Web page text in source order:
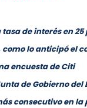
de interés en 25
como lo anticipó el
encuesta de Citi
de Gobierno del
consecutivo en la